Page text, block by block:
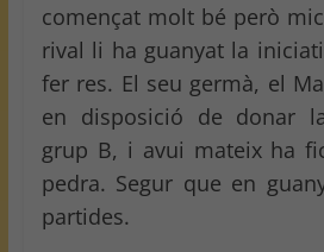
començat molt bé però
rival li ha guanyat la
fer res. El seu germà, el
en disposició de donar
grup B, i avui mateix ha
pedra. Segur que en
partides.